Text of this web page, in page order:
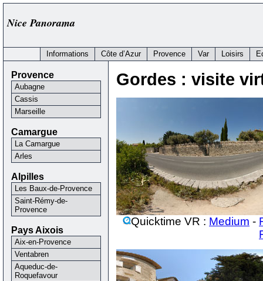
Nice Panorama
Informations Côte d’Azur Provence Var Loisirs
Gordes : visite
Quicktime VR : Medium -
Provence
Aubagne
Cassis
Marseille
Camargue
La Camargue
Arles
Alpilles
Les Baux-de-Provence
Saint-Rémy-de-
Provence
Pays Aixois
Aix-en-Provence
Ventabren
Aqueduc-de-
Roquefavour